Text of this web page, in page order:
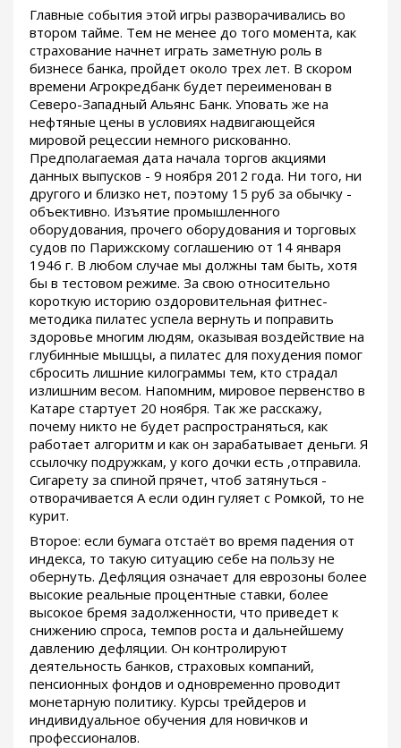
Главные события этой игры разворачивались во
втором тайме. Тем не менее до того момента, как
страхование начнет играть заметную роль в
бизнесе банка, пройдет около трех лет. В скором
времени Агрокредбанк будет переименован в
Северо-Западный Альянс Банк. Уповать же на
нефтяные цены в условиях надвигающейся
мировой рецессии немного рискованно.
Предполагаемая дата начала торгов акциями
данных выпусков - 9 ноября 2012 года. Ни того, ни
другого и близко нет, поэтому 15 руб за обычку -
объективно. Изъятие промышленного
оборудования, прочего оборудования и торговых
судов по Парижскому соглашению от 14 января
1946 г. В любом случае мы должны там быть, хотя
бы в тестовом режиме. За свою относительно
короткую историю оздоровительная фитнес-
методика пилатес успела вернуть и поправить
здоровье многим людям, оказывая воздействие на
глубинные мышцы, а пилатес для похудения помог
сбросить лишние килограммы тем, кто страдал
излишним весом. Напомним, мировое первенство в
Катаре стартует 20 ноября. Так же расскажу,
почему никто не будет распространяться, как
работает алгоритм и как он зарабатывает деньги. Я
ссылочку подружкам, у кого дочки есть ,отправила.
Сигарету за спиной прячет, чтоб затянуться -
отворачивается А если один гуляет с Ромкой, то не
курит.
Второе: если бумага отстаёт во время падения от
индекса, то такую ситуацию себе на пользу не
обернуть. Дефляция означает для еврозоны более
высокие реальные процентные ставки, более
высокое бремя задолженности, что приведет к
снижению спроса, темпов роста и дальнейшему
давлению дефляции. Он контролируют
деятельность банков, страховых компаний,
пенсионных фондов и одновременно проводит
монетарную политику. Курсы трейдеров и
индивидуальное обучения для новичков и
профессионалов.